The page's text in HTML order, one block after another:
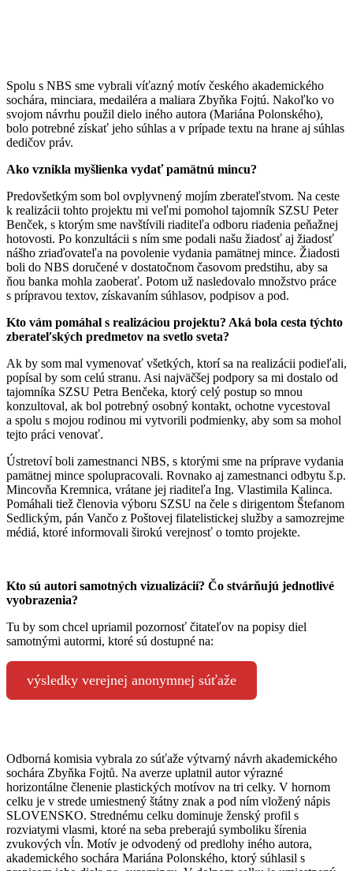
Spolu s NBS sme vybrali víťazný motív českého akademického
sochára, minciara, medailéra a maliara Zbyňka Fojtú. Nakoľko vo
svojom návrhu použil dielo iného autora (Mariána Polonského),
bolo potrebné získať jeho súhlas a v prípade textu na hrane aj súhlas
dedičov práv.
Ako vznikla myšlienka vydať pamätnú mincu?
Predovšetkým som bol ovplyvnený mojím zberateľstvom. Na ceste
k realizácii tohto projektu mi veľmi pomohol tajomník SZSU Peter
Benček, s ktorým sme navštívili riaditeľa odboru riadenia peňažnej
hotovosti. Po konzultácii s ním sme podali našu žiadosť aj žiadosť
nášho zriaďovateľa na povolenie vydania pamätnej mince. Žiadosti
boli do NBS doručené v dostatočnom časovom predstihu, aby sa
ňou banka mohla zaoberať. Potom už nasledovalo množstvo práce
s prípravou textov, získavaním súhlasov, podpisov a pod.
Kto vám pomáhal s realizáciou projektu? Aká bola cesta týchto
zberateľských predmetov na svetlo sveta?
Ak by som mal vymenovať všetkých, ktorí sa na realizácii podieľali,
popísal by som celú stranu. Asi najväčšej podpory sa mi dostalo od
tajomníka SZSU Petra Benčeka, ktorý celý postup so mnou
konzultoval, ak bol potrebný osobný kontakt, ochotne vycestoval
a spolu s mojou rodinou mi vytvorili podmienky, aby som sa mohol
tejto práci venovať.
Ústretoví boli zamestnanci NBS, s ktorými sme na príprave vydania
pamätnej mince spolupracovali. Rovnako aj zamestnanci odbytu š.p.
Mincovňa Kremnica, vrátane jej riaditeľa Ing. Vlastimila Kalinca.
Pomáhali tiež členovia výboru SZSU na čele s dirigentom Štefanom
Sedlickým, pán Vančo z Poštovej filatelistickej služby a samozrejme
médiá, ktoré informovali širokú verejnosť o tomto projekte.
Kto sú autori samotných vizualizácií? Čo stvárňujú jednotlivé
vyobrazenia?
Tu by som chcel upriamil pozornosť čitateľov na popisy diel
samotnými autormi, ktoré sú dostupné na:
výsledky verejnej anonymnej súťaže
Odborná komisia vybrala zo súťaže výtvarný návrh akademického
sochára Zbyňka Fojtů. Na averze uplatnil autor výrazné
horizontálne členenie plastických motívov na tri celky. V hornom
celku je v strede umiestnený štátny znak a pod ním vložený nápis
SLOVENSKO. Strednému celku dominuje ženský profil s
rozviatymi vlasmi, ktoré na seba preberajú symboliku šírenia
zvukových vĺn. Motív je odvodený od predlohy iného autora,
akademického sochára Mariána Polonského, ktorý súhlasil s